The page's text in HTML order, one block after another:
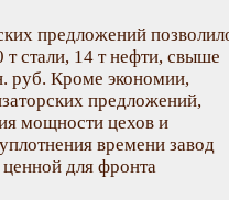
предложений
т стали, 14 т нефти, свыше
руб. Кроме экономии,
предложений,
мощности цехов и
времени завод
для фронта